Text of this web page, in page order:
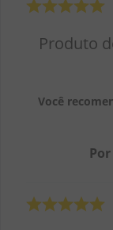
Produto
Você
Por